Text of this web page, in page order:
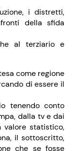
i distretti,
della sfida
al terziario e
come regione
di essere il
tenendo conto
dalla tv e dai
valore statistico,
il sottoscritto,
che se fosse